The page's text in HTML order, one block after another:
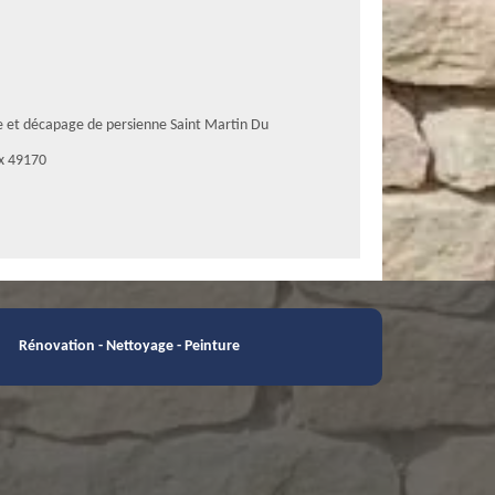
et décapage de persienne Saint Martin Du
49170
Rénovation - Nettoyage - Peinture